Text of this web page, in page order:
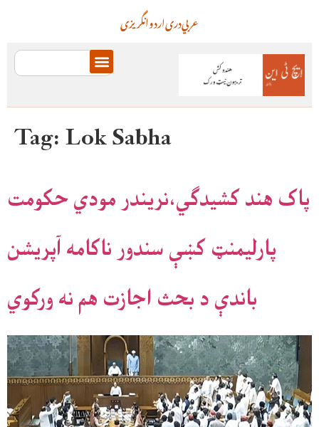
انگریزیاردودریعربي
Tag:Lok Sabha
پاک هند کشيدګي،نريندر مودي حکومت
پارليمنټ کښې سندور ناکامه آپريشن
باندې د بحث اجازت هم نه ورکوي